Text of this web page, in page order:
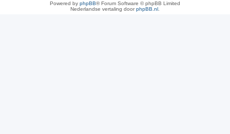
Powered by phpBB® Forum Software © phpBB Limited
Nederlandse vertaling doorphpBB.nl